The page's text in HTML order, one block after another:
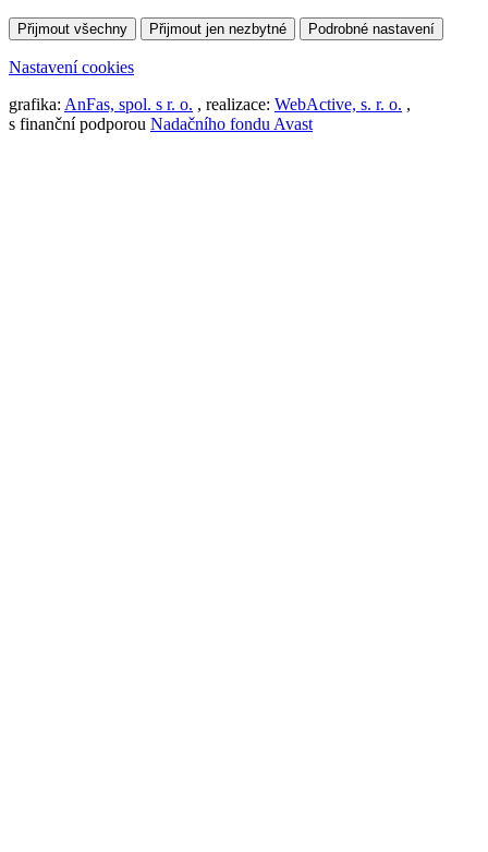
Přijmout všechny Přijmout jen nezbytné Podrobné nastavení
Nastavení cookies
grafika: AnFas, spol. s r. o. , realizace: WebActive, s. r. o. ,
s finanční podporou Nadačního fondu Avast